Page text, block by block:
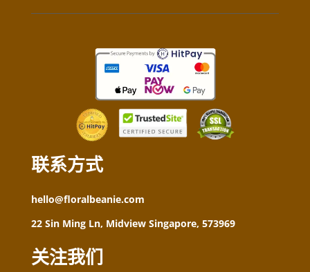
联系方式
hello@floralbeanie.com
22 Sin Ming Ln, Midview Singapore, 573969
关注我们